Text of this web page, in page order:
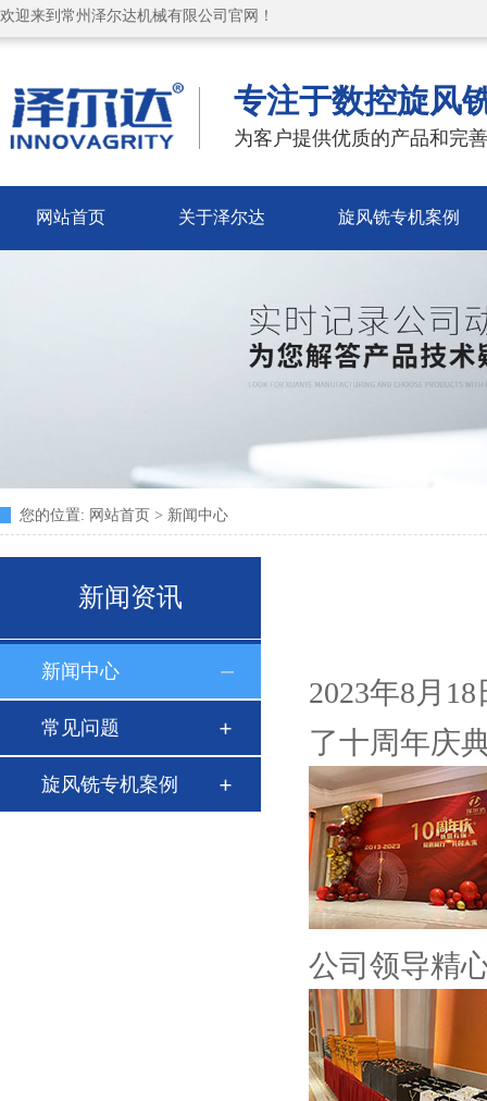
欢迎来到常州泽尔达机械有限公司官网！
专注于数控旋风
为客户提供优质的产品和完
网站首页 关于泽尔达 旋风铣专机案例
您的位置: 网站首页 > 新闻中心
新闻资讯
新闻中心
常见问题
旋风铣专机案例
2023年8月
了十周年庆
公司领导精